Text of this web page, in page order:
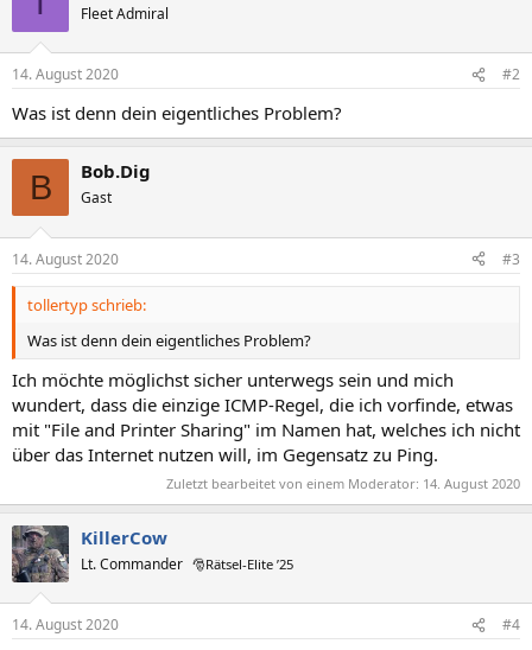
Fleet Admiral
14. August 2020 #2
Was ist denn dein eigentliches Problem?
B Bob.Dig
Gast
14. August 2020 #3
tollertyp schrieb:
Was ist denn dein eigentliches Problem?
Ich möchte möglichst sicher unterwegs sein und mich
wundert, dass die einzige ICMP-Regel, die ich vorfinde, etwas
mit "File and Printer Sharing" im Namen hat, welches ich nicht
über das Internet nutzen will, im Gegensatz zu Ping.
Zuletzt bearbeitet von einem Moderator: 14. August 2020
KillerCow
Lt. Commander 🎅Rätsel-Elite ’25
14. August 2020 #4